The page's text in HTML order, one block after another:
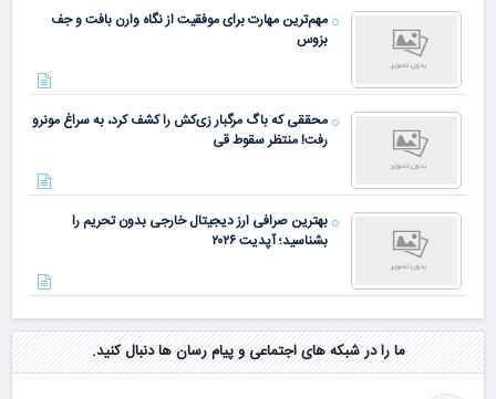
مهم‌ترین مهارت برای موفقیت از نگاه وارن بافت و جف
بزوس
محققی که باگ مرگبار زی‌کش را کشف کرد، به سراغ مونرو
رفت! منتظر سقوط قی
بهترین صرافی ارز دیجیتال خارجی بدون تحریم را
بشناسید؛ آپدیت ۲۰۲۶
ما را در شبکه های اجتماعی و پیام رسان ها دنبال کنید.